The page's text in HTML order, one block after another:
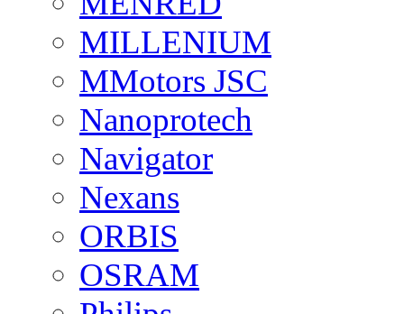
MILLENIUM
MMotors JSC
Nanoprotech
Navigator
Nexans
ORBIS
OSRAM